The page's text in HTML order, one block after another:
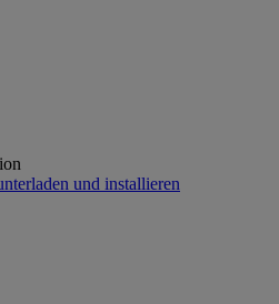
und installieren